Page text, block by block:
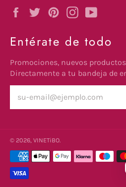
FacebookTwitterPinterestInstagram
Entérate de todo
Promociones, nuevos
Directamente a tu bandeja de
© 2026, VINETiBO
Métodos
de
pago